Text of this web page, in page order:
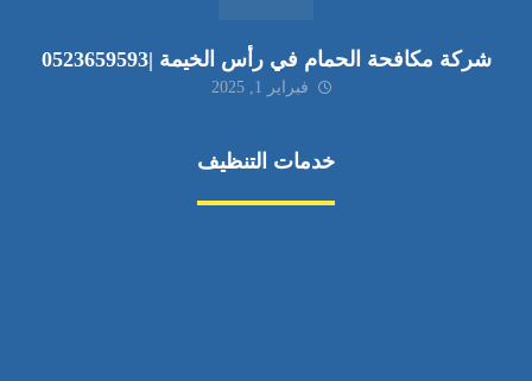
شركة مكافحة الحمام في رأس الخيمة |0523659593
فبراير 1, 2025
خدمات التنظيف